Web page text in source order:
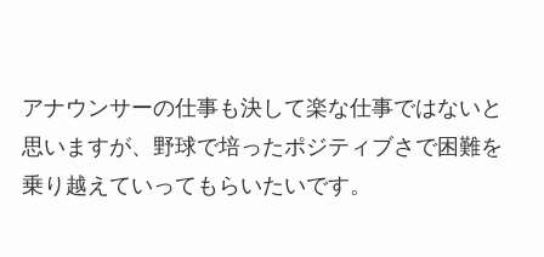
アナウンサーの仕事も決して楽な仕事ではないと
思いますが、野球で培ったポジティブさで困難を
乗り越えていってもらいたいです。